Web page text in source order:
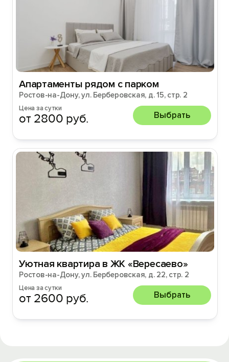
Апартаменты рядом с парком
Ростов-на-Дону, ул. Берберовская, д. 15, стр. 2
Цена за сутки
от 2800 руб. Выбрать
Уютная квартира в ЖК «Вересаево»
Ростов-на-Дону, ул. Берберовская, д. 22, стр. 2
Цена за сутки
от 2600 руб. Выбрать